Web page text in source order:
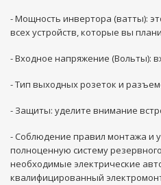
- Мощность инвертора (ватты):
всех устройств, которые вы
- Входное напряжение (Вольты):
- Тип выходных розеток и
- Защиты: уделите внимание
- Соблюдение правил монтажа и
полноценную систему
необходимые электрические
квалифицированный